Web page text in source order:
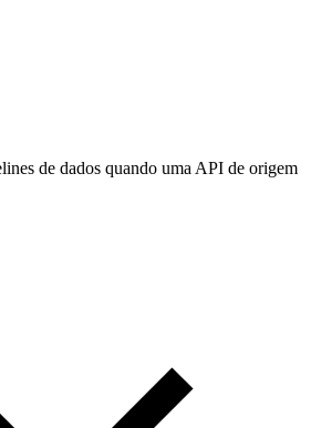
de dados quando uma API de origem